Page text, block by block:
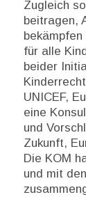
Zugleich
beitragen,
für alle
beider
UNICEF,
eine
und
Zukunft,
Die KOM
und mit